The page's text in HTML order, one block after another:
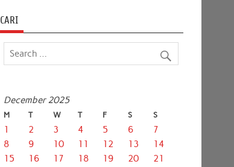
CARI
December 2025
M T W T F S S
1 2 3 4 5 6
7
8
9 10 11 12 13
14
15
16 17 18 19 20
21